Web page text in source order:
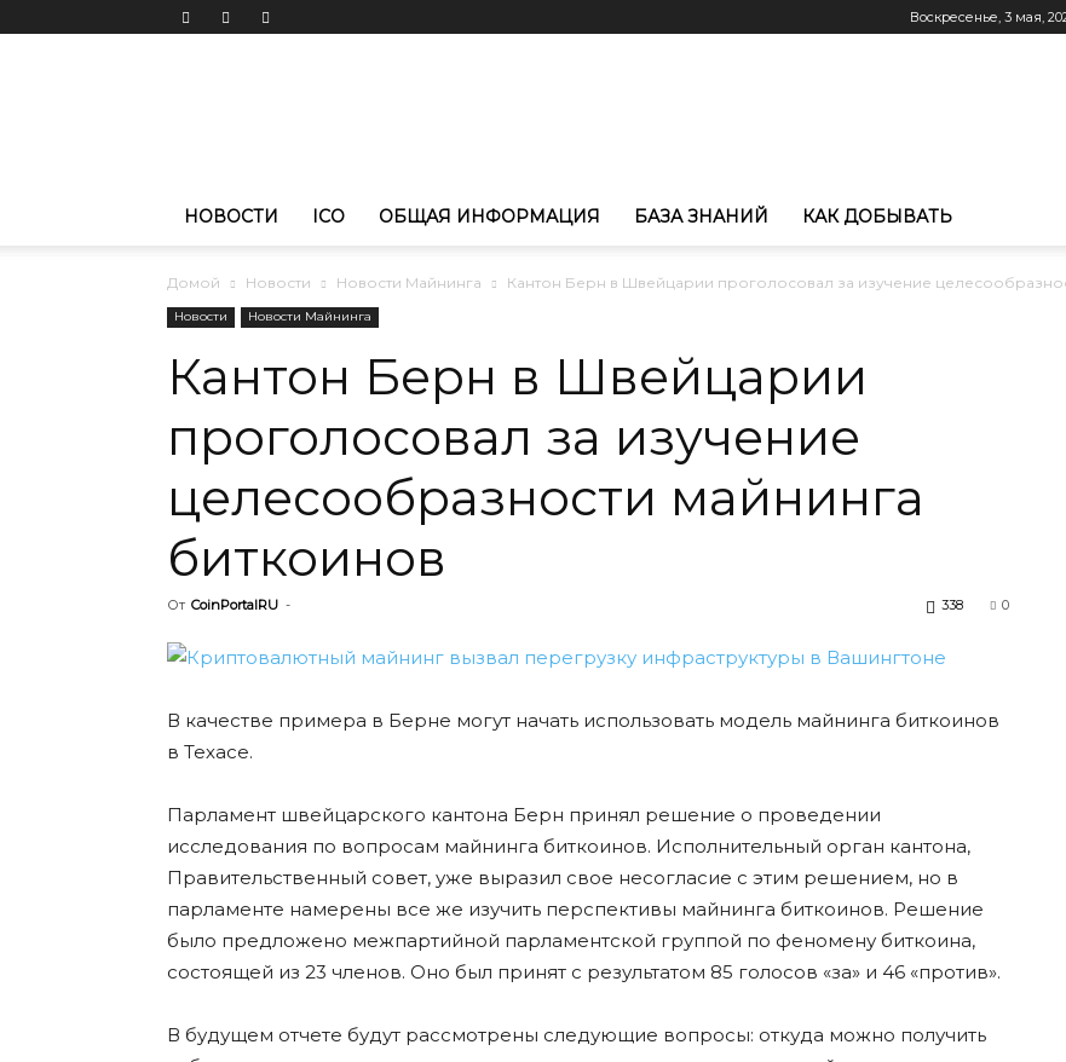
Воскресенье, 3 мая,
НОВОСТИ ICO ОБЩАЯ ИНФОРМАЦИЯ БАЗА ЗНАНИЙ КАК ДОБЫВАТЬ
Домой Новости Новости Майнинга Кантон Берн в Швейцарии проголосовал за изучение
Новости Новости Майнинга
Кантон Берн в Швейцарии
проголосовал за изучение
целесообразности майнинга
биткоинов
От CoinPortalRU - 0
338
В качестве примера в Берне могут начать использовать модель майнинга биткоинов
в Техасе.
Парламент швейцарского кантона Берн принял решение о проведении
исследования по вопросам майнинга биткоинов. Исполнительный орган кантона,
Правительственный совет, уже выразил свое несогласие с этим решением, но в
парламенте намерены все же изучить перспективы майнинга биткоинов. Решение
было предложено межпартийной парламентской группой по феномену биткоина,
состоящей из 23 членов. Оно был принят с результатом 85 голосов «за» и 46 «против».
В будущем отчете будут рассмотрены следующие вопросы: откуда можно получить